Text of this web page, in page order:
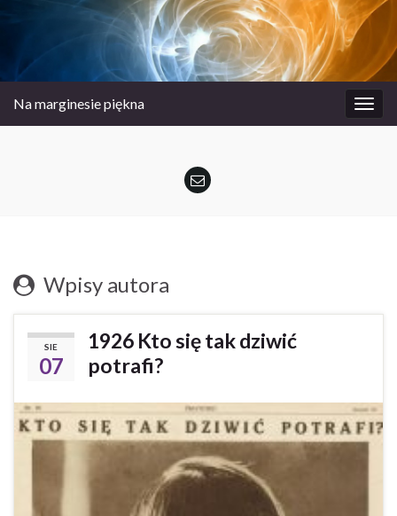
Na marginesie piękna
Wpisy autora
SIE
07
1926 Kto się tak dziwić
potrafi?